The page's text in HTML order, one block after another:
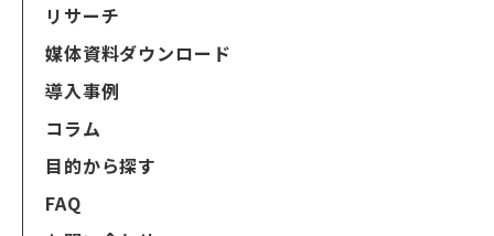
リサーチ
媒体資料ダウンロード
導入事例
コラム
目的から探す
FAQ